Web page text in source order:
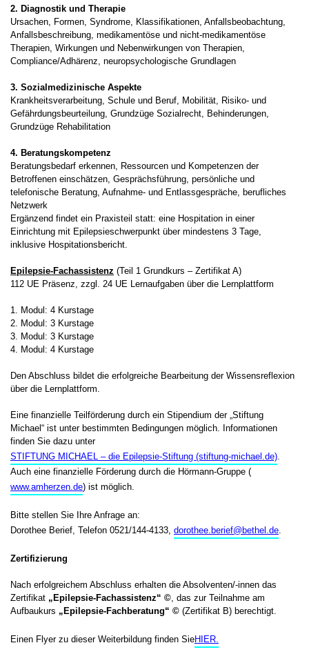
2. Diagnostik und Therapie
Ursachen, Formen, Syndrome, Klassifikationen, Anfallsbeobachtung,
Anfallsbeschreibung, medikamentöse und nicht-medikamentöse
Therapien, Wirkungen und Nebenwirkungen von Therapien,
Compliance/Adhärenz, neuropsychologische Grundlagen
3. Sozialmedizinische Aspekte
Krankheitsverarbeitung, Schule und Beruf, Mobilität, Risiko- und
Gefährdungsbeurteilung, Grundzüge Sozialrecht, Behinderungen,
Grundzüge Rehabilitation
4. Beratungskompetenz
Beratungsbedarf erkennen, Ressourcen und Kompetenzen der
Betroffenen einschätzen, Gesprächsführung, persönliche und
telefonische Beratung, Aufnahme- und Entlassgespräche, berufliches
Netzwerk
Ergänzend findet ein Praxisteil statt: eine Hospitation in einer
Einrichtung mit Epilepsieschwerpunkt über mindestens 3 Tage,
inklusive Hospitationsbericht.
Epilepsie-Fachassistenz (Teil 1 Grundkurs – Zertifikat A)
112 UE Präsenz, zzgl. 24 UE Lernaufgaben über die Lernplattform
1. Modul: 4 Kurstage
2. Modul: 3 Kurstage
3. Modul: 3 Kurstage
4. Modul: 4 Kurstage
Den Abschluss bildet die erfolgreiche Bearbeitung der Wissensreflexion
über die Lernplattform.
Eine finanzielle Teilförderung durch ein Stipendium der „Stiftung
Michael“ ist unter bestimmten Bedingungen möglich. Informationen
finden Sie dazu unter
STIFTUNG MICHAEL – die Epilepsie-Stiftung (stiftung-michael.de).
Auch eine finanzielle Förderung durch die Hörmann-Gruppe (
www.amherzen.de) ist möglich.
Bitte stellen Sie Ihre Anfrage an:
Dorothee Berief, Telefon 0521/144-4133, dorothee.berief@bethel.de.
Zertifizierung
Nach erfolgreichem Abschluss erhalten die Absolventen/-innen das
Zertifikat „Epilepsie-Fachassistenz“ ©, das zur Teilnahme am
Aufbaukurs „Epilepsie-Fachberatung“ © (Zertifikat B) berechtigt.
Einen Flyer zu dieser Weiterbildung finden SieHIER.